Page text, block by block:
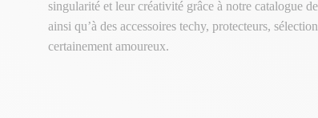
singularité et leur créativité grâce à notre catalogue
ainsi qu’à des accessoires techy, protecteurs,
certainement amoureux.